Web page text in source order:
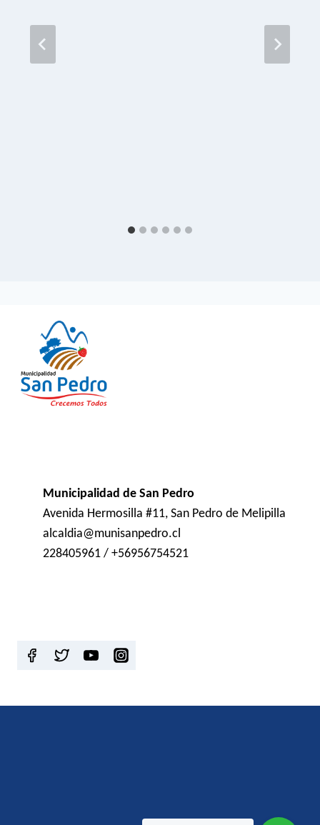
Municipalidad de San Pedro
Avenida Hermosilla #11, San Pedro de Melipilla
alcaldia@munisanpedro.cl
228405961 / +56956754521